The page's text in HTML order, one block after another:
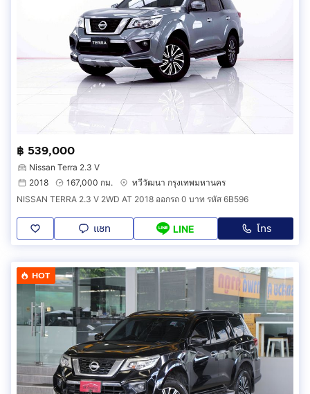
฿ 539,000
Nissan Terra 2.3 V
2018
167,000 กม.
ทวีวัฒนา กรุงเทพมหานคร
NISSAN TERRA 2.3 V 2WD AT 2018 ออกรถ 0 บาท รหัส 6B596
แชท LINE โทร
HOT